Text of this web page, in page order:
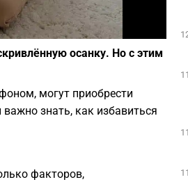
Фото: Pixabay
осанку. Но с этим
могут приобрести
знать, как избавиться
факторов,